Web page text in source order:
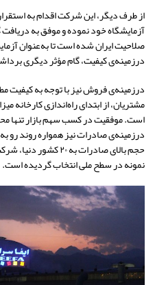
آزمایشگاه خود نموده و موفق به دریافت
صلاحیت ایران شده است تا به‌عنوان
درزمینه‌ی کیفیت، گام مؤثر دیگری
درزمینه‌ی فروش نیز با توجه به کیفیت
مشتریان، از ابتدای راه‌اندازی
است. موفقیت در کسب سهم بازار تنها
درزمینه‌ی صادرات نیز همواره روند رو
حجم بالای صادرات به
نمونه در سطح ملی انتخاب گردیده است.